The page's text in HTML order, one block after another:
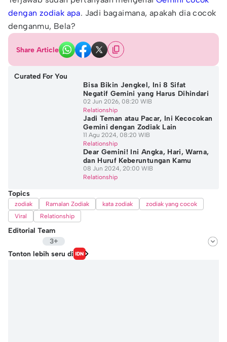
dengan zodiak apa. Jadi bagaimana, apakah dia cocok
denganmu, Bela?
Share Article
Curated For You
Bisa Bikin Jengkel, Ini 8 Sifat
Negatif Gemini yang Harus Dihindari
02 Jun 2026, 08:20 WIB
Relationship
Jadi Teman atau Pacar, Ini Kecocokan
Gemini dengan Zodiak Lain
11 Agu 2024, 08:20 WIB
Relationship
Dear Gemini! Ini Angka, Hari, Warna,
dan Huruf Keberuntungan Kamu
08 Jun 2024, 20:00 WIB
Relationship
Topics
zodiak Ramalan Zodiak kata zodiak
zodiak yang cocok
Viral
Relationship
Editorial Team
3+
Editor
Natalia Adinda
Tonton lebih seru di